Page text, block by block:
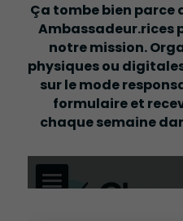
Ça tombe bien parce
Ambassadeur.rices
notre mission.
physiques ou
sur le mode
formulaire et
chaque semaine